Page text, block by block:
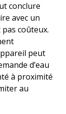
conclure
avec un
coûteux.
peut
d’eau
à proximité
au